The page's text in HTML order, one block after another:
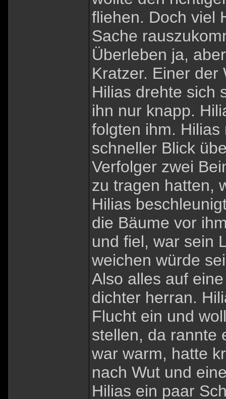
fliehen. Doch viel
Sache
Überleben ja,
Kratzer. Einer der
Hilias drehte sich
ihn nur knapp.
folgten ihm.
schneller Blick
Verfolger zwei
zu tragen hatten,
Hilias
die Bäume vor
und fiel, war sein
weichen würde
Also alles auf
dichter herran.
Flucht ein und
stellen, da rannte
war warm, hatte
nach Wut und
Hilias ein paar